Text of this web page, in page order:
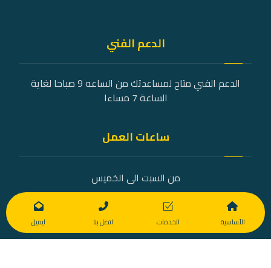
الدعم الفني
الدعم الفني متاح لمساعدتك من الساعه 9 صباحا لغاية
الساعة 7 مساءا
ساعات العمل
من السبت الى الخميس
9 صباحًا - 7 مساءً
الأساسية الخدمات اتصل بنا ايميل